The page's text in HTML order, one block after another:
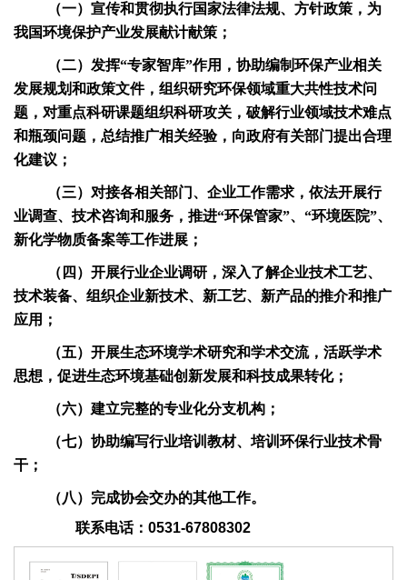
（一）宣传和贯彻执行国家法律法规、方针政策，为
我国环境保护产业发展献计献策；
（二）发挥“专家智库”作用，协助编制环保产业相关
发展规划和政策文件，组织研究环保领域重大共性技术问
题，对重点科研课题组织科研攻关，破解行业领域技术难点
和瓶颈问题，总结推广相关经验，向政府有关部门提出合理
化建议；
（三）对接各相关部门、企业工作需求，依法开展行
业调查、技术咨询和服务，推进“环保管家”、“环境医院”、
新化学物质备案等工作进展；
（四）开展行业企业调研，深入了解企业技术工艺、
技术装备、组织企业新技术、新工艺、新产品的推介和推广
应用；
（五）开展生态环境学术研究和学术交流，活跃学术
思想，促进生态环境基础创新发展和科技成果转化；
（六）建立完整的专业化分支机构；
（七）协助编写行业培训教材、培训环保行业技术骨
干；
（八）完成协会交办的其他工作。
联系电话：0531-67808302